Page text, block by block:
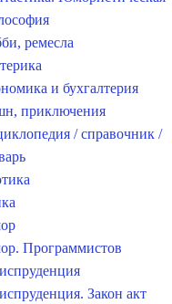
ремесла
и бухгалтерия
приключения
/ справочник /
Программистов
Закон акт